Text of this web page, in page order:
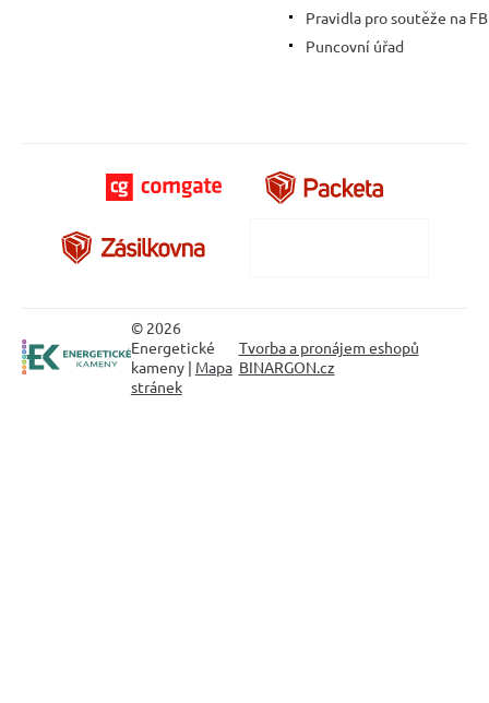
Pravidla pro soutěže na FB
Puncovní úřad
© 2026
Energetické
kameny | Mapa
stránek
Tvorba a pronájem eshopů
BINARGON.cz